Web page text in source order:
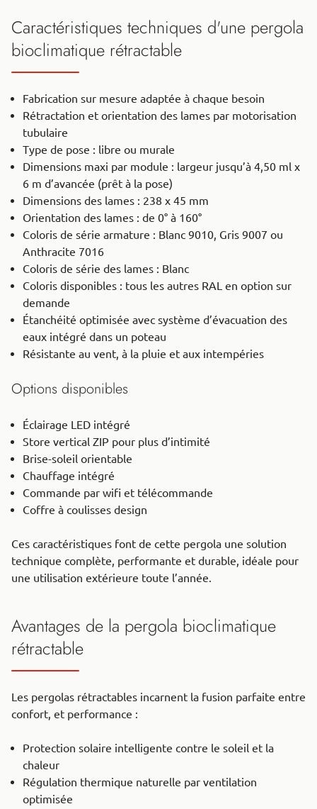
Caractéristiques techniques d'une pergola
bioclimatique rétractable
Fabrication sur mesure adaptée à chaque besoin
Rétractation et orientation des lames par motorisation
tubulaire
Type de pose : libre ou murale
Dimensions maxi par module : largeur jusqu’à 4,50 ml x
6 m d’avancée (prêt à la pose)
Dimensions des lames : 238 x 45 mm
Orientation des lames : de 0° à 160°
Coloris de série armature : Blanc 9010, Gris 9007 ou
Anthracite 7016
Coloris de série des lames : Blanc
Coloris disponibles : tous les autres RAL en option sur
demande
Étanchéité optimisée avec système d’évacuation des
eaux intégré dans un poteau
Résistante au vent, à la pluie et aux intempéries
Options disponibles
Éclairage LED intégré
Store vertical ZIP pour plus d’intimité
Brise-soleil orientable
Chauffage intégré
Commande par wifi et télécommande
Coffre à coulisses design
Ces caractéristiques font de cette pergola une solution
technique complète, performante et durable, idéale pour
une utilisation extérieure toute l’année.
Avantages de la pergola bioclimatique
rétractable
Les pergolas rétractables incarnent la fusion parfaite entre
confort, et performance :
Protection solaire intelligente contre le soleil et la
chaleur
Régulation thermique naturelle par ventilation
optimisée